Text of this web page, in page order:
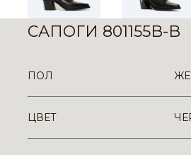
САПОГИ 801155B-B
ПОЛ
ЦВЕТ